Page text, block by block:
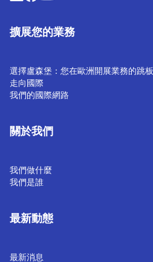
擴展您的業務
選擇盧森堡：您在歐洲開展業務的跳板
走向國際
我們的國際網路
關於我們
我們做什麼
我們是誰
最新動態
最新消息